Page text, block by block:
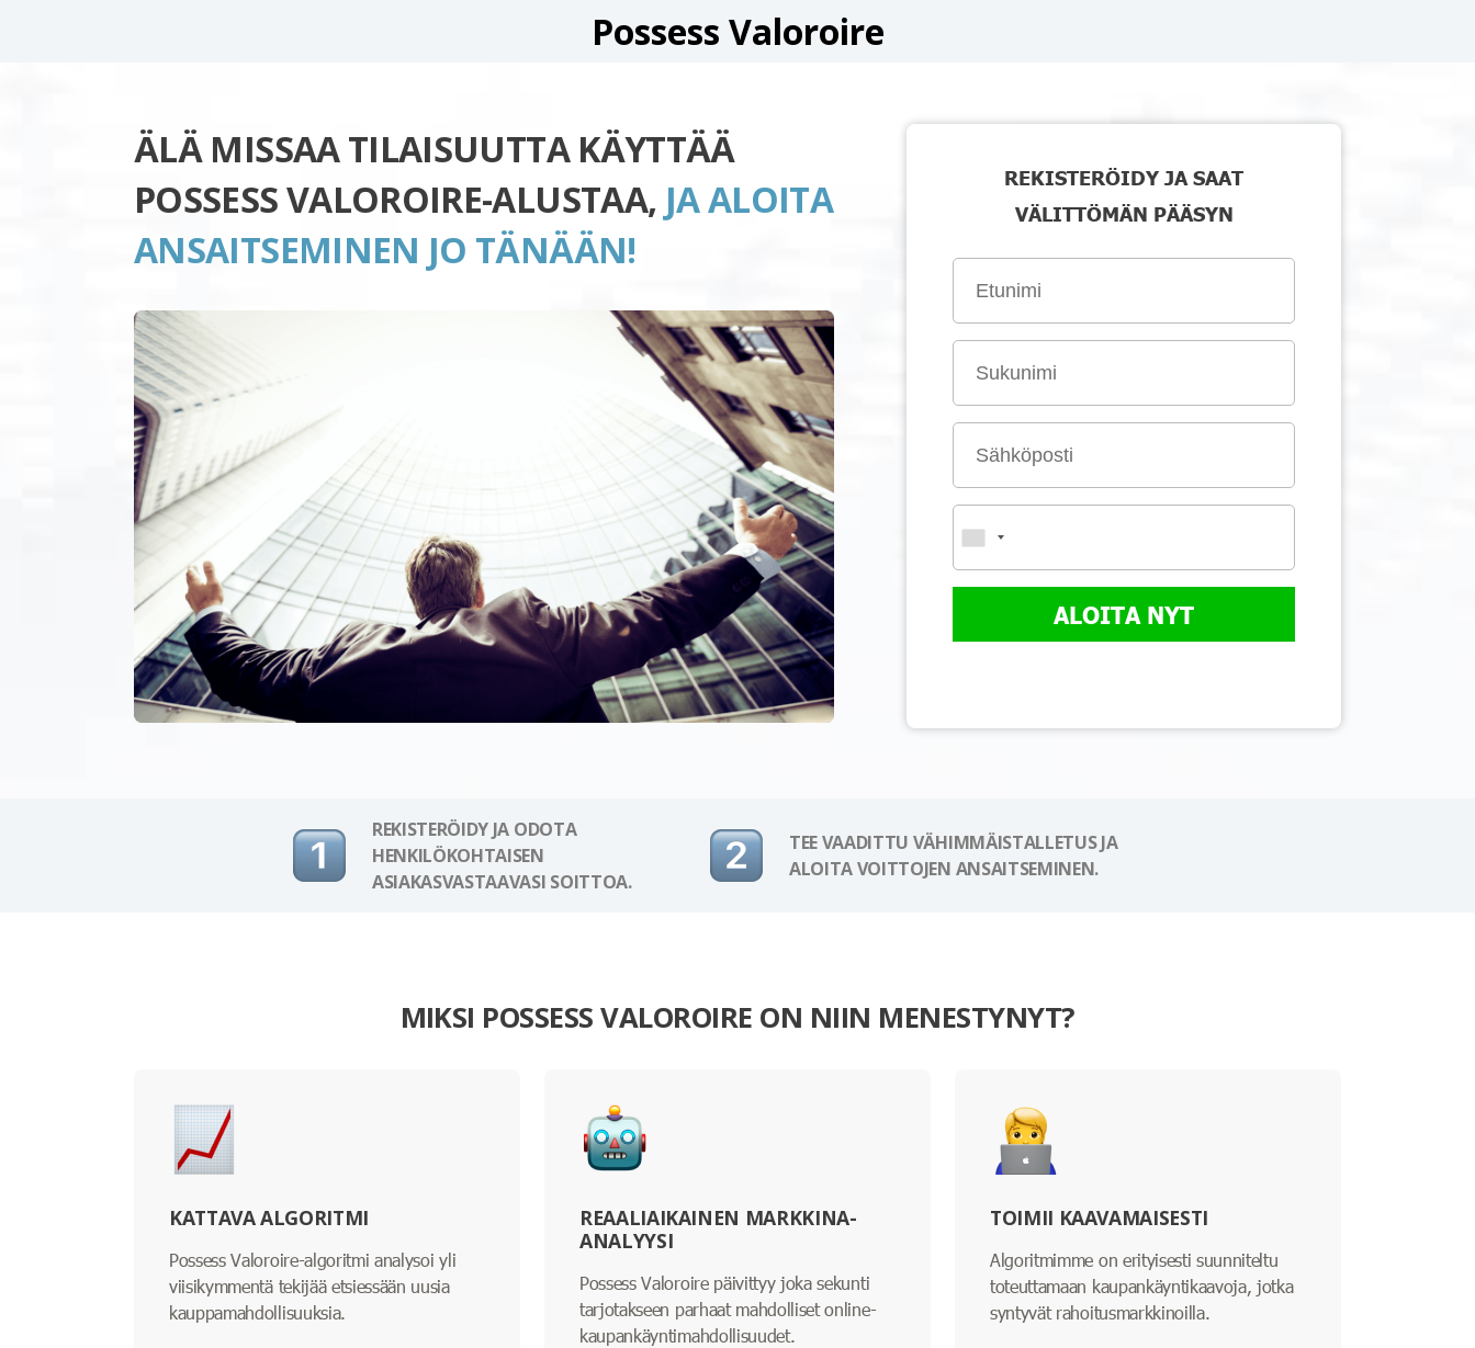
Possess Valoroire
ÄLÄ MISSAA TILAISUUTTA KÄYTTÄÄ
POSSESS VALOROIRE-ALUSTAA, JA ALOITA
ANSAITSEMINEN JO TÄNÄÄN!
REKISTERÖIDY JA SAAT
VÄLITTÖMÄN PÄÄSYN
ALOITA NYT
REKISTERÖIDY JA ODOTA
HENKILÖKOHTAISEN
ASIAKASVASTAAVASI SOITTOA.
TEE VAADITTU VÄHIMMÄISTALLETUS JA
ALOITA VOITTOJEN ANSAITSEMINEN.
MIKSI POSSESS VALOROIRE ON NIIN MENESTYNYT?
KATTAVA ALGORITMI
Possess Valoroire-algoritmi analysoi yli
viisikymmentä tekijää etsiessään uusia
kauppamahdollisuuksia.
REAALIAIKAINEN MARKKINA-
ANALYYSI
Possess Valoroire päivittyy joka sekunti
tarjotakseen parhaat mahdolliset online-
kaupankäyntimahdollisuudet.
TOIMII KAAVAMAISESTI
Algoritmimme on erityisesti suunniteltu
toteuttamaan kaupankäyntikaavoja, jotka
syntyvät rahoitusmarkkinoilla.